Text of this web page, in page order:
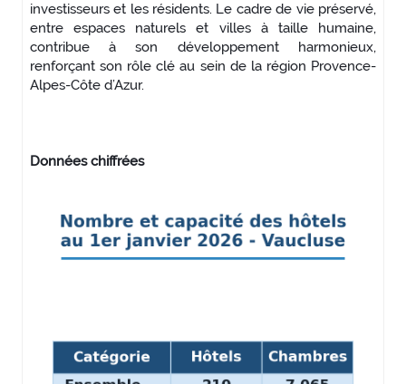
investisseurs et les résidents. Le cadre de vie préservé,
entre espaces naturels et villes à taille humaine,
contribue à son développement harmonieux,
renforçant son rôle clé au sein de la région Provence-
Alpes-Côte d’Azur.
Données chiffrées